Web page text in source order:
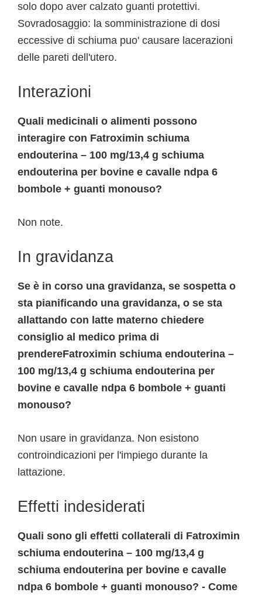
solo dopo aver calzato guanti protettivi.
Sovradosaggio: la somministrazione di dosi
eccessive di schiuma puo' causare lacerazioni
delle pareti dell'utero.
Interazioni
Quali medicinali o alimenti possono
interagire con Fatroximin schiuma
endouterina – 100 mg/13,4 g schiuma
endouterina per bovine e cavalle ndpa 6
bombole + guanti monouso?
Non note.
In gravidanza
Se è in corso una gravidanza, se sospetta o
sta pianificando una gravidanza, o se sta
allattando con latte materno chiedere
consiglio al medico prima di
prendereFatroximin schiuma endouterina –
100 mg/13,4 g schiuma endouterina per
bovine e cavalle ndpa 6 bombole + guanti
monouso?
Non usare in gravidanza. Non esistono
controindicazioni per l'impiego durante la
lattazione.
Effetti indesiderati
Quali sono gli effetti collaterali di Fatroximin
schiuma endouterina – 100 mg/13,4 g
schiuma endouterina per bovine e cavalle
ndpa 6 bombole + guanti monouso? - Come